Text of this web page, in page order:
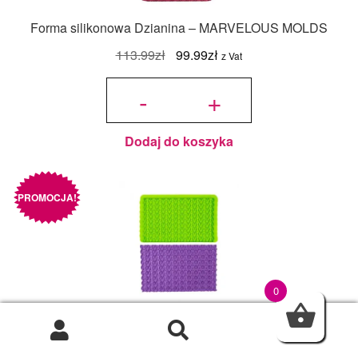
Forma silikonowa Dzianina – MARVELOUS MOLDS
113.99zł Pierwotna
cena
113.99zł.
99.99złAktualna
cena
z Vat
-
ilość Forma
MARVELOUS
MOLDS +
Dodaj do koszyka
Forma silikonowa Dzianina Oczka – MARVELOUS
MOLDS
PROMOCJA!
0